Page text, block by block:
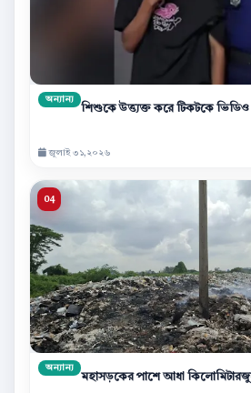
অন্যান্য
শিশুকে উত্ত্যক্ত করে টিকটকে ভিডিও
জুলাই ৩১,২০২৬
অন্যান্য
মহাসড়কের পাশে আধা